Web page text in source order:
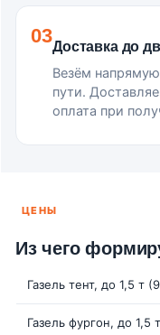
03Доставка до
Везём
пути.
оплата при
ЦЕНЫ
Из чего
Газель тент, до 1,5 т
Газель фургон, до 1,5 т